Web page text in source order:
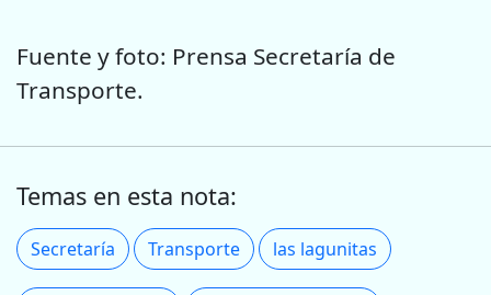
Fuente y foto: Prensa Secretaría de
Transporte.
Temas en esta nota:
Secretaría Transporte las lagunitas